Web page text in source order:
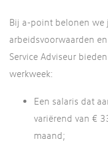
Bij a-point belonen
arbeidsvoorwaarden
Service Adviseur
werkweek:
Een salaris dat
variërend van €
maand;